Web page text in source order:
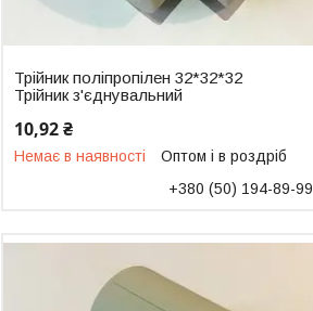
Трійник поліпропілен 32*32*32
Трійник з'єднувальний
10,92 ₴
Немає в наявності
Оптом і в роздріб
+380 (50) 194-89-99